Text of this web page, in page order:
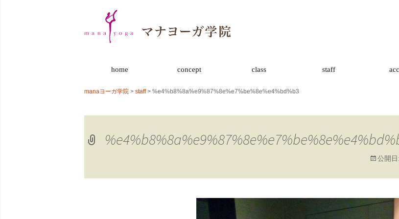
ス
キ
home concept class staff
manaヨーガ学院 > staff> %e4%b8%8a%e9%87%8e%e7%be%8e%e4%bd%b3
公開日: